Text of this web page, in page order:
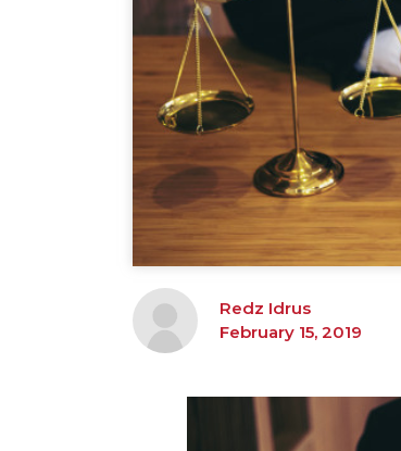
Redz Idrus
February 15, 2019